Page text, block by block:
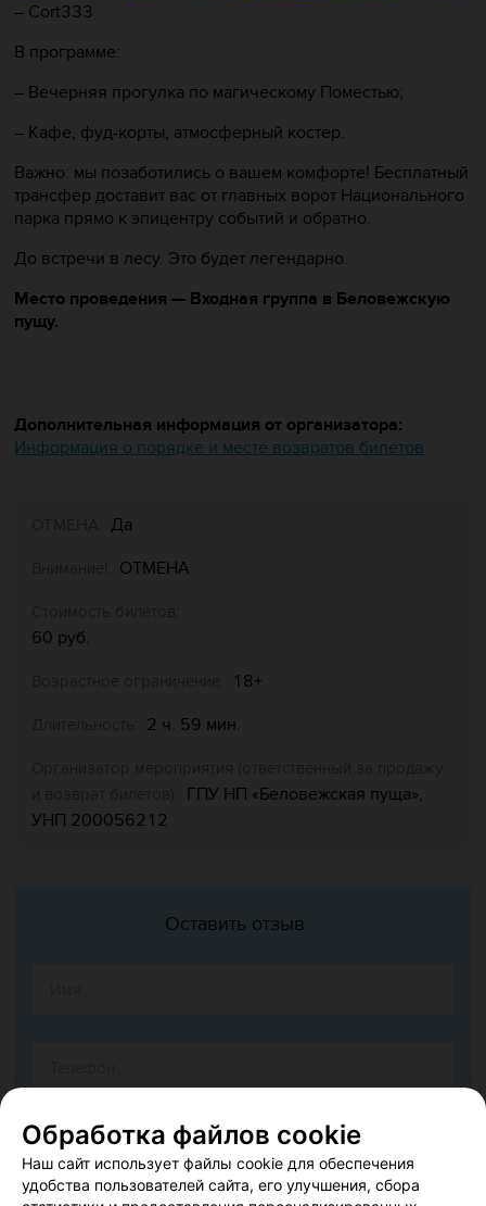
– Cort333
В программе:
– Вечерняя прогулка по магическому Поместью;
– Кафе, фуд-корты, атмосферный костер.
Важно: мы позаботились о вашем комфорте! Бесплатный
трансфер доставит вас от главных ворот Национального
парка прямо к эпицентру событий и обратно.
До встречи в лесу. Это будет легендарно.
Место проведения — Входная группа в Беловежскую
пущу.
Дополнительная информация от организатора:
Информация о порядке и месте возвратов билетов
Да
ОТМЕНА
60 руб.
18+
2 ч. 59 мин.
ГПУ НП «Беловежская пуща»,
УНП 200056212
Оставить отзыв
Обработка файлов cookie
Наш сайт использует файлы cookie для обеспечения
удобства пользователей сайта, его улучшения, сбора